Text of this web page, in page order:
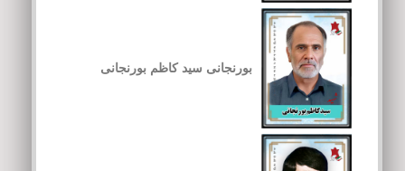
بورنجانی سید کاظم بورنجانی